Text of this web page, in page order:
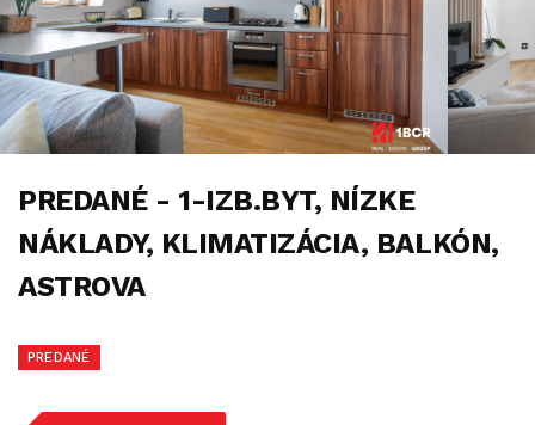
PREDANÉ - 1-IZB.BYT, NÍZKE
NÁKLADY, KLIMATIZÁCIA, BALKÓN,
ASTROVA
PREDANÉ